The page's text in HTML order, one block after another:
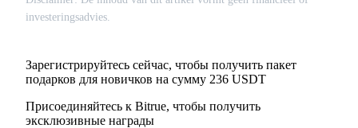
Deposit CASHCAT & Win
Exclusive for BitMart Users
investeringsadvies.
Зарегистрируйтесь сейчас, чтобы получить пакет
подарков для новичков на сумму 236 USDT
Присоединяйтесь к Bitrue, чтобы получить
эксклюзивные награды